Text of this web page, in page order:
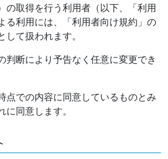
の取得を行う利用者（以下、「利用
る利用には、「利用者向け規約」の
して扱われます。
判断により予告なく任意に変更でき
点での内容に同意しているものとみ
に同意します。